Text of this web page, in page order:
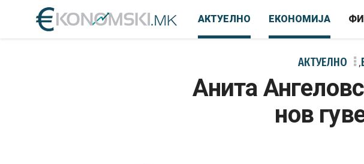
АКТУЕЛНО ЕКОНОМИЈА
АКТУЕЛНО ,
Анита
нов